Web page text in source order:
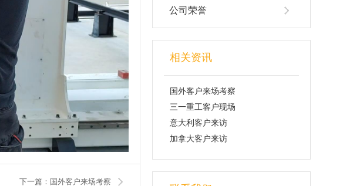
下一篇：国外客户来场考察
公司荣誉
相关资讯
国外客户来场考察
三一重工客户现场
意大利客户来访
加拿大客户来访